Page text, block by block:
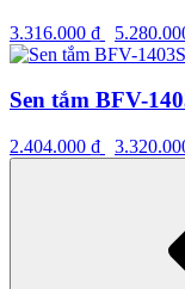
3.316.000 ₫
Sen tắm BFV-
2.404.000 ₫